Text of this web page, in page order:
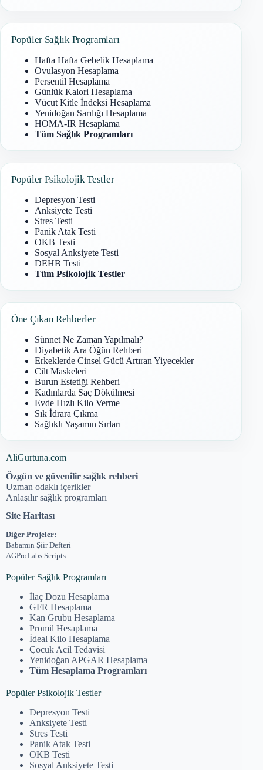
Popüler Sağlık Programları
Hafta Hafta Gebelik Hesaplama
Ovulasyon Hesaplama
Persentil Hesaplama
Günlük Kalori Hesaplama
Vücut Kitle İndeksi Hesaplama
Yenidoğan Sarılığı Hesaplama
HOMA-IR Hesaplama
Tüm Sağlık Programları
Popüler Psikolojik Testler
Depresyon Testi
Anksiyete Testi
Stres Testi
Panik Atak Testi
OKB Testi
Sosyal Anksiyete Testi
DEHB Testi
Tüm Psikolojik Testler
Öne Çıkan Rehberler
Sünnet Ne Zaman Yapılmalı?
Diyabetik Ara Öğün Rehberi
Erkeklerde Cinsel Gücü Artıran Yiyecekler
Cilt Maskeleri
Burun Estetiği Rehberi
Kadınlarda Saç Dökülmesi
Evde Hızlı Kilo Verme
Sık İdrara Çıkma
Sağlıklı Yaşamın Sırları
AliGurtuna.com
Özgün ve güvenilir sağlık rehberi
Uzman odaklı içerikler
Anlaşılır sağlık programları
Site Haritası
Diğer Projeler:
Babamın Şiir Defteri
AGProLabs Scripts
Popüler Sağlık Programları
İlaç Dozu Hesaplama
GFR Hesaplama
Kan Grubu Hesaplama
Promil Hesaplama
İdeal Kilo Hesaplama
Çocuk Acil Tedavisi
Yenidoğan APGAR Hesaplama
Tüm Hesaplama Programları
Popüler Psikolojik Testler
Depresyon Testi
Anksiyete Testi
Stres Testi
Panik Atak Testi
OKB Testi
Sosyal Anksiyete Testi